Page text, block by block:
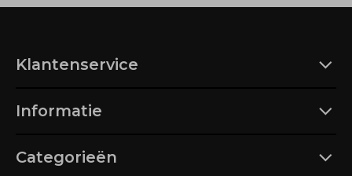
Klantenservice
Informatie
Categorieën